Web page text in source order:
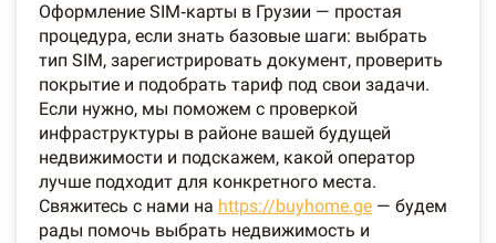
Оформление SIM‑карты в Грузии — простая
процедура, если знать базовые шаги: выбрать
тип SIM, зарегистрировать документ, проверить
покрытие и подобрать тариф под свои задачи.
Если нужно, мы поможем с проверкой
инфраструктуры в районе вашей будущей
недвижимости и подскажем, какой оператор
лучше подходит для конкретного места.
Свяжитесь с нами на https://buyhome.ge — будем
рады помочь выбрать недвижимость и